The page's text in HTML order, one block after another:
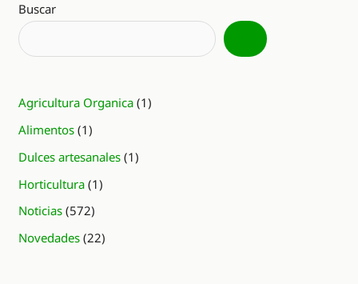
Buscar
Agricultura Organica (1)
Alimentos (1)
Dulces artesanales (1)
Horticultura (1)
Noticias (572)
Novedades (22)